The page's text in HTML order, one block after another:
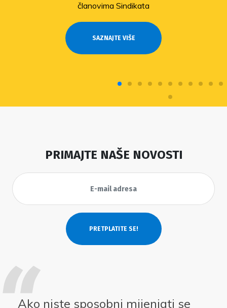
članovima Sindikata
SAZNAJTE VIŠE
PRIMAJTE NAŠE NOVOSTI
Ako niste sposobni mijenjati se